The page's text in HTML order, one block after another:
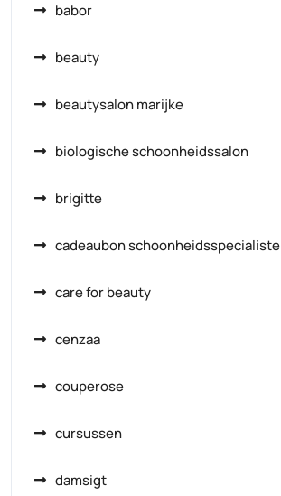
babor
beauty
beautysalon marijke
biologische schoonheidssalon
brigitte
cadeaubon schoonheidsspecialiste
care for beauty
cenzaa
couperose
cursussen
damsigt